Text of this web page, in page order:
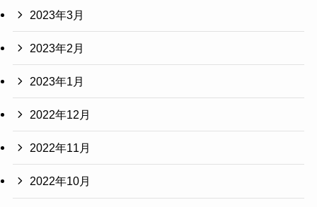
2023年3月
2023年2月
2023年1月
2022年12月
2022年11月
2022年10月